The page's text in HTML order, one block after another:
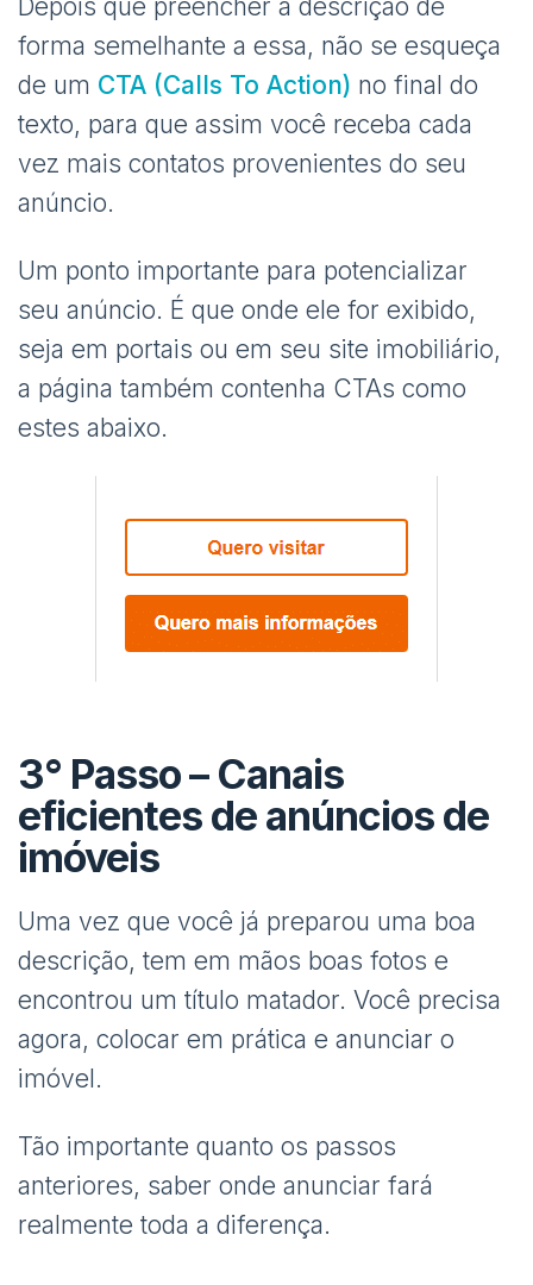
Depois que preencher a descrição de
forma semelhante a essa, não se esqueça
de um CTA (Calls To Action) no final do
texto, para que assim você receba cada
vez mais contatos provenientes do seu
anúncio.
Um ponto importante para potencializar
seu anúncio. É que onde ele for exibido,
seja em portais ou em seu site imobiliário,
a página também contenha CTAs como
estes abaixo.
3° Passo – Canais
eficientes de anúncios de
imóveis
Uma vez que você já preparou uma boa
descrição, tem em mãos boas fotos e
encontrou um título matador. Você precisa
agora, colocar em prática e anunciar o
imóvel.
Tão importante quanto os passos
anteriores, saber onde anunciar fará
realmente toda a diferença.